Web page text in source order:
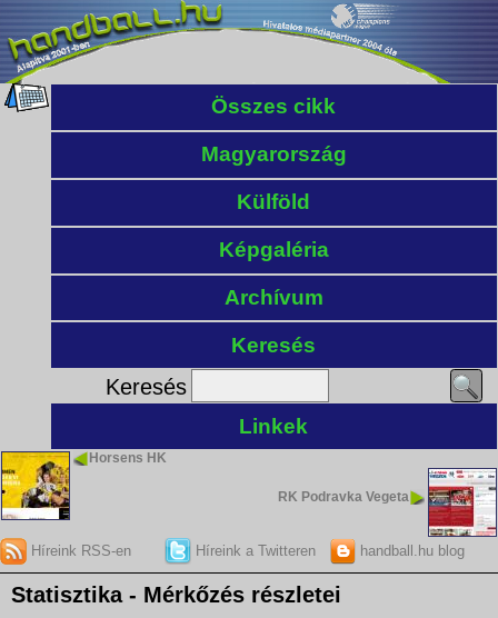
Összes cikk
Magyarország
Külföld
Képgaléria
Archívum
Keresés
Keresés
Linkek
Horsens HK
RK Podravka Vegeta
Híreink RSS-en Híreink a Twitteren handball.hu blog
Statisztika - Mérkőzés részletei